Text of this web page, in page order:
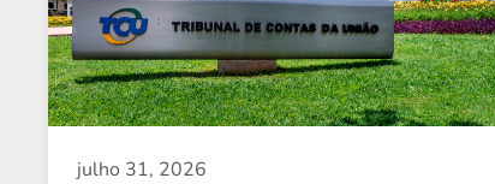
julho 31, 2026